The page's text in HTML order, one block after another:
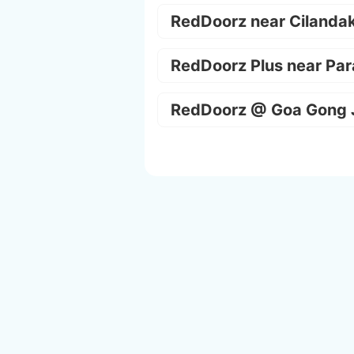
RedDoorz near
RedDoorz Plus near
RedDoorz @ Goa